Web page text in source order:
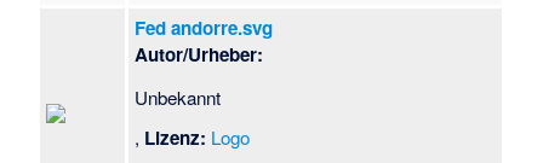
Fed andorre.svg
Autor/Urheber:
Unbekannt
, Lizenz: Logo